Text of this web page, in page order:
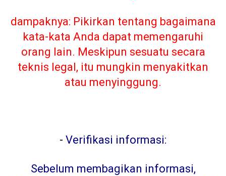
dampaknya: Pikirkan tentang bagaimana
kata-kata Anda dapat memengaruhi
orang lain. Meskipun sesuatu secara
teknis legal, itu mungkin menyakitkan
atau menyinggung.
- Verifikasi informasi:
Sebelum membagikan informasi,